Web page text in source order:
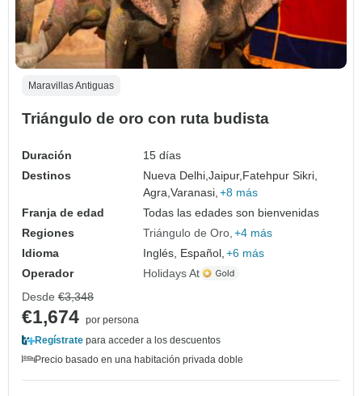
Maravillas Antiguas
Triángulo de oro con ruta budista
Duración
15 días
Destinos
Nueva Delhi,Jaipur, Fatehpur Sikri,
Agra,Varanasi, +8 más
Franja de edad
Todas las edades son bienvenidas
Regiones
Triángulo de Oro +4 más
Idioma
Inglés, Español, +6 más
Operador
Holidays At
Desde €3,348
€1,674 por persona
Regístrate para acceder a los descuentos
Precio basado en una habitación privada doble